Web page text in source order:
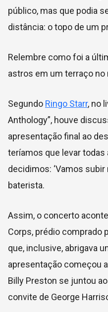
público, mas que podia
distância: o topo de um
Relembre como foi a
astros em um terraço no
Segundo Ringo Starr, no
Anthology”, houve
apresentação final ao
teríamos que levar todas
decidimos: ‘Vamos subir
baterista.
Assim, o concerto
Corps, prédio comprado
que, inclusive, abrigava
apresentação começou
Billy Preston se juntou
convite de George